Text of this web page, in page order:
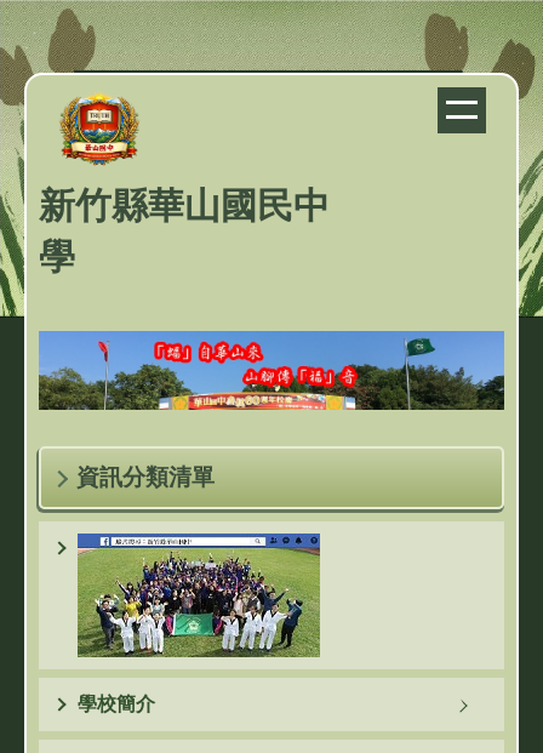
跳
到
主
要
內
容
區
新竹縣華山國民中
學
資訊分類清單
學校簡介